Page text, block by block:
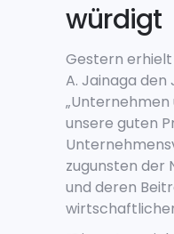
würdigt
Gestern
A. Jainaga
„Unternehmen
unsere guten
zugunsten der
und deren